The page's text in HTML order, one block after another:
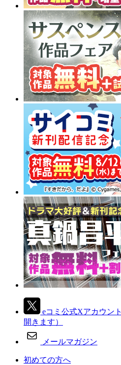
eコミ公式Xアカウント
開きます）
メールマガジン
初めての方へ